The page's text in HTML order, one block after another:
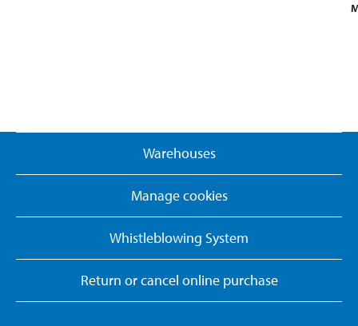
Warehouses
Manage cookies
Whistleblowing System
Return or cancel online purchase